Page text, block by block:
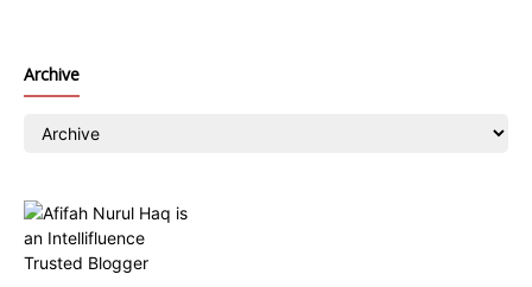
Archive